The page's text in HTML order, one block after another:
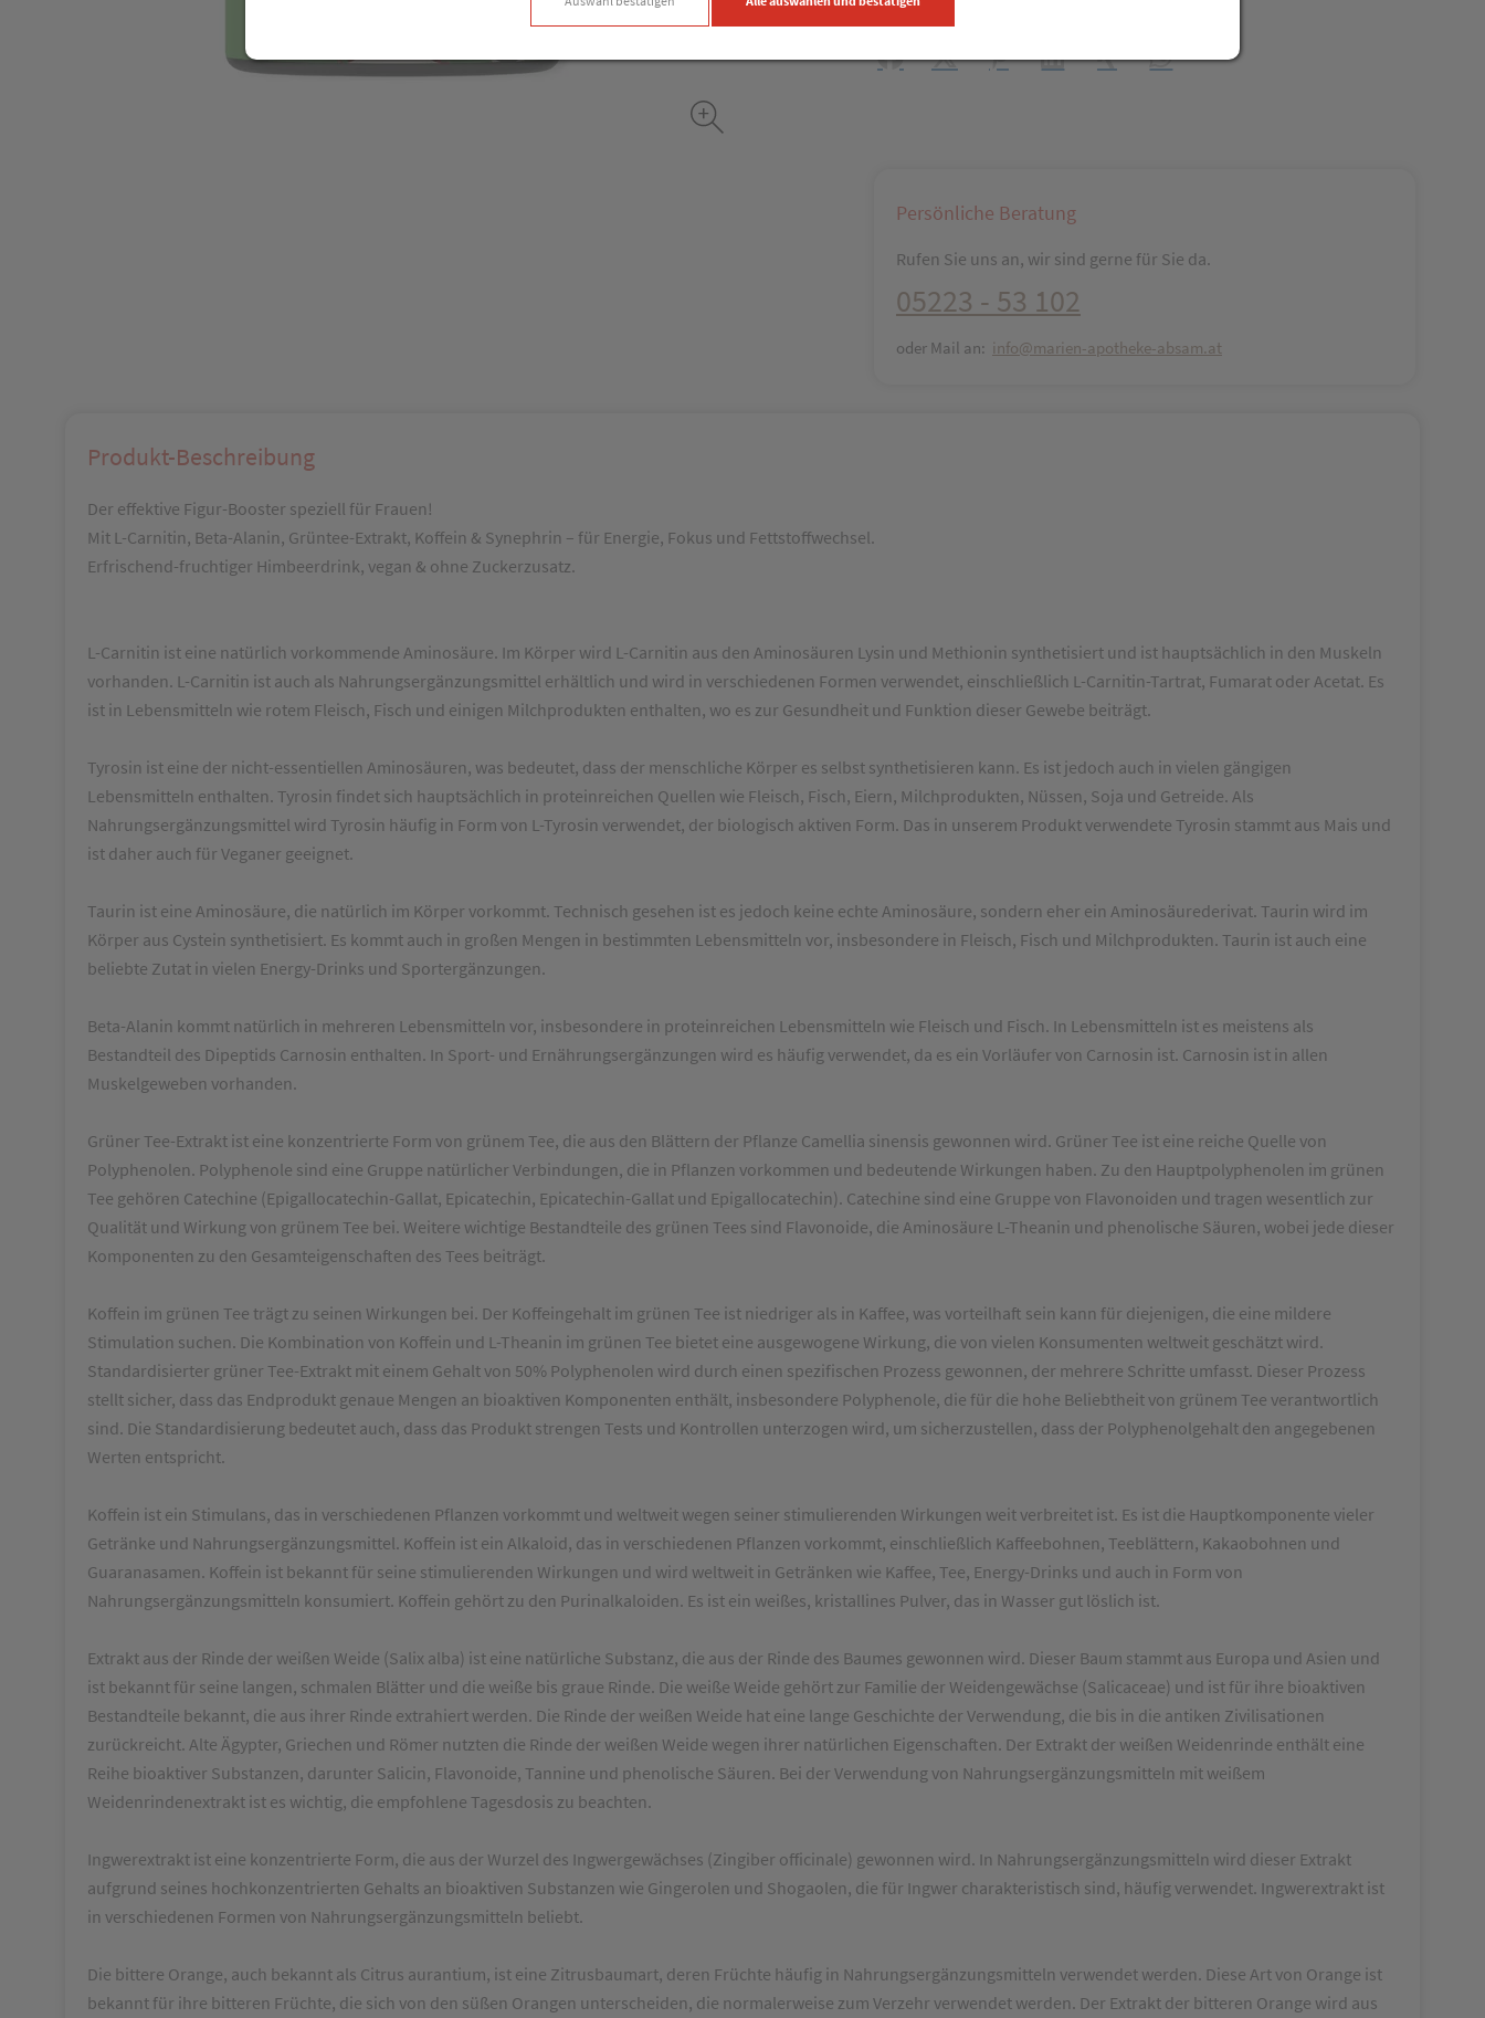
Produkt-Info mit Freunden teilen
Facebook
X PinterestLinkedInXing WhatsApp
Persönliche Beratung
Rufen Sie uns an, wir sind gerne für Sie da.
05223 - 53 102
oder Mail an: info@marien-apotheke-absam.at
Produkt-Beschreibung
Der effektive Figur-Booster speziell für Frauen!
Mit L-Carnitin, Beta-Alanin, Grüntee-Extrakt, Koffein & Synephrin – für Energie, Fokus und Fettstoffwechsel.
Erfrischend-fruchtiger Himbeerdrink, vegan & ohne Zuckerzusatz.
L-Carnitin ist eine natürlich vorkommende Aminosäure. Im Körper wird L-Carnitin aus den Aminosäuren Lysin und Methionin synthetisiert und ist hauptsächlich in den Muskeln
vorhanden. L-Carnitin ist auch als Nahrungsergänzungsmittel erhältlich und wird in verschiedenen Formen verwendet, einschließlich L-Carnitin-Tartrat, Fumarat oder Acetat. Es
ist in Lebensmitteln wie rotem Fleisch, Fisch und einigen Milchprodukten enthalten, wo es zur Gesundheit und Funktion dieser Gewebe beiträgt.
Tyrosin ist eine der nicht-essentiellen Aminosäuren, was bedeutet, dass der menschliche Körper es selbst synthetisieren kann. Es ist jedoch auch in vielen gängigen
Lebensmitteln enthalten. Tyrosin findet sich hauptsächlich in proteinreichen Quellen wie Fleisch, Fisch, Eiern, Milchprodukten, Nüssen, Soja und Getreide. Als
Nahrungsergänzungsmittel wird Tyrosin häufig in Form von L-Tyrosin verwendet, der biologisch aktiven Form. Das in unserem Produkt verwendete Tyrosin stammt aus Mais und
ist daher auch für Veganer geeignet.
Taurin ist eine Aminosäure, die natürlich im Körper vorkommt. Technisch gesehen ist es jedoch keine echte Aminosäure, sondern eher ein Aminosäurederivat. Taurin wird im
Körper aus Cystein synthetisiert. Es kommt auch in großen Mengen in bestimmten Lebensmitteln vor, insbesondere in Fleisch, Fisch und Milchprodukten. Taurin ist auch eine
beliebte Zutat in vielen Energy-Drinks und Sportergänzungen.
Beta-Alanin kommt natürlich in mehreren Lebensmitteln vor, insbesondere in proteinreichen Lebensmitteln wie Fleisch und Fisch. In Lebensmitteln ist es meistens als
Bestandteil des Dipeptids Carnosin enthalten. In Sport- und Ernährungsergänzungen wird es häufig verwendet, da es ein Vorläufer von Carnosin ist. Carnosin ist in allen
Muskelgeweben vorhanden.
Grüner Tee-Extrakt ist eine konzentrierte Form von grünem Tee, die aus den Blättern der Pflanze Camellia sinensis gewonnen wird. Grüner Tee ist eine reiche Quelle von
Polyphenolen. Polyphenole sind eine Gruppe natürlicher Verbindungen, die in Pflanzen vorkommen und bedeutende Wirkungen haben. Zu den Hauptpolyphenolen im grünen
Tee gehören Catechine (Epigallocatechin-Gallat, Epicatechin, Epicatechin-Gallat und Epigallocatechin). Catechine sind eine Gruppe von Flavonoiden und tragen wesentlich zur
Qualität und Wirkung von grünem Tee bei. Weitere wichtige Bestandteile des grünen Tees sind Flavonoide, die Aminosäure L-Theanin und phenolische Säuren, wobei jede dieser
Komponenten zu den Gesamteigenschaften des Tees beiträgt.
Koffein im grünen Tee trägt zu seinen Wirkungen bei. Der Koffeingehalt im grünen Tee ist niedriger als in Kaffee, was vorteilhaft sein kann für diejenigen, die eine mildere
Stimulation suchen. Die Kombination von Koffein und L-Theanin im grünen Tee bietet eine ausgewogene Wirkung, die von vielen Konsumenten weltweit geschätzt wird.
Standardisierter grüner Tee-Extrakt mit einem Gehalt von 50% Polyphenolen wird durch einen spezifischen Prozess gewonnen, der mehrere Schritte umfasst. Dieser Prozess
stellt sicher, dass das Endprodukt genaue Mengen an bioaktiven Komponenten enthält, insbesondere Polyphenole, die für die hohe Beliebtheit von grünem Tee verantwortlich
sind. Die Standardisierung bedeutet auch, dass das Produkt strengen Tests und Kontrollen unterzogen wird, um sicherzustellen, dass der Polyphenolgehalt den angegebenen
Werten entspricht.
Koffein ist ein Stimulans, das in verschiedenen Pflanzen vorkommt und weltweit wegen seiner stimulierenden Wirkungen weit verbreitet ist. Es ist die Hauptkomponente vieler
Getränke und Nahrungsergänzungsmittel. Koffein ist ein Alkaloid, das in verschiedenen Pflanzen vorkommt, einschließlich Kaffeebohnen, Teeblättern, Kakaobohnen und
Guaranasamen. Koffein ist bekannt für seine stimulierenden Wirkungen und wird weltweit in Getränken wie Kaffee, Tee, Energy-Drinks und auch in Form von
Nahrungsergänzungsmitteln konsumiert. Koffein gehört zu den Purinalkaloiden. Es ist ein weißes, kristallines Pulver, das in Wasser gut löslich ist.
Extrakt aus der Rinde der weißen Weide (Salix alba) ist eine natürliche Substanz, die aus der Rinde des Baumes gewonnen wird. Dieser Baum stammt aus Europa und Asien und
ist bekannt für seine langen, schmalen Blätter und die weiße bis graue Rinde. Die weiße Weide gehört zur Familie der Weidengewächse (Salicaceae) und ist für ihre bioaktiven
Bestandteile bekannt, die aus ihrer Rinde extrahiert werden. Die Rinde der weißen Weide hat eine lange Geschichte der Verwendung, die bis in die antiken Zivilisationen
zurückreicht. Alte Ägypter, Griechen und Römer nutzten die Rinde der weißen Weide wegen ihrer natürlichen Eigenschaften. Der Extrakt der weißen Weidenrinde enthält eine
Reihe bioaktiver Substanzen, darunter Salicin, Flavonoide, Tannine und phenolische Säuren. Bei der Verwendung von Nahrungsergänzungsmitteln mit weißem
Weidenrindenextrakt ist es wichtig, die empfohlene Tagesdosis zu beachten.
Ingwerextrakt ist eine konzentrierte Form, die aus der Wurzel des Ingwergewächses (Zingiber officinale) gewonnen wird. In Nahrungsergänzungsmitteln wird dieser Extrakt
aufgrund seines hochkonzentrierten Gehalts an bioaktiven Substanzen wie Gingerolen und Shogaolen, die für Ingwer charakteristisch sind, häufig verwendet. Ingwerextrakt ist
in verschiedenen Formen von Nahrungsergänzungsmitteln beliebt.
Die bittere Orange, auch bekannt als Citrus aurantium, ist eine Zitrusbaumart, deren Früchte häufig in Nahrungsergänzungsmitteln verwendet werden. Diese Art von Orange ist
bekannt für ihre bitteren Früchte, die sich von den süßen Orangen unterscheiden, die normalerweise zum Verzehr verwendet werden. Der Extrakt der bitteren Orange wird aus